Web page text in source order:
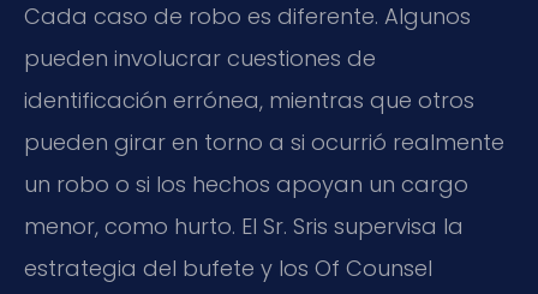
Cada caso de robo es diferente. Algunos
pueden involucrar cuestiones de
identificación errónea, mientras que otros
pueden girar en torno a si ocurrió realmente
un robo o si los hechos apoyan un cargo
menor, como hurto. El Sr. Sris supervisa la
estrategia del bufete y los Of Counsel